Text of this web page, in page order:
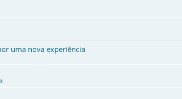
uma nova experiência